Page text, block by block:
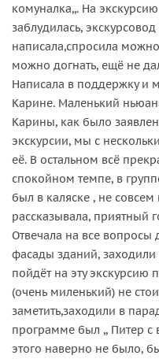
комуналка,,. На
заблудилась,
написала,спросила
можно догнать, ещё не
Написала в поддержку и
Карине. Маленький
Карины, как было
экскурсии, мы с
еë. В остальном всë
спокойном темпе, в
был в каляске , не
рассказывала, приятный
Отвечала на все
фасады зданий, заходили
пойдëт на эту экскурсию
(очень миленький) не
заметить,заходили в
программе был ,, Питер с
этого наверно не было,